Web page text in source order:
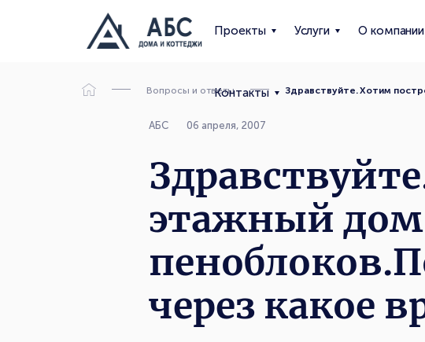
Проекты Услуги О компании
Контакты
Вопросы и ответы Здравствуйте. Хотим
АБС 06 апреля, 2007
этажный
через какое